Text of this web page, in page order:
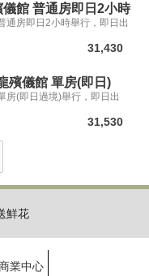
館 普通房即日2小時
通房即日2小時舉行，即日出
31,430
殯儀館 單房(即日)
房(即日過境)舉行，即日出
31,530
鮮花
業中心